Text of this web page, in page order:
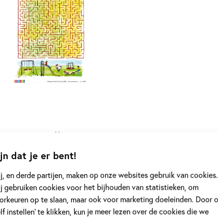
dat je er bent!
en derde partijen, maken op onze websites gebruik van cookies.
gebruiken cookies voor het bijhouden van statistieken, om
op te slaan, maar ook voor marketing doeleinden. Door
instellen’ te klikken, kun je meer lezen over de cookies die we
Toneellezen
Toneellezen is een vorm van samenlezen en is razend
doordat je eigenlijk een toneelstukje opvoert. Lezers
de beurt hardop de dialogen voor. Hierdoor is toneellezen
lezen, door het gebruik van intonatie, stimuleert.